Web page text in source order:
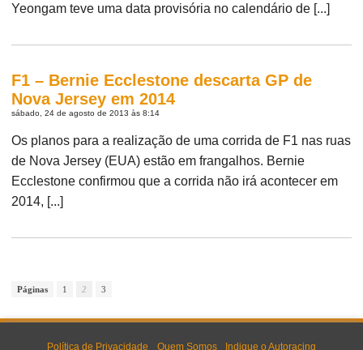
Yeongam teve uma data provisória no calendário de [...]
F1 – Bernie Ecclestone descarta GP de
Nova Jersey em 2014
sábado, 24 de agosto de 2013 às 8:14
Os planos para a realização de uma corrida de F1 nas ruas
de Nova Jersey (EUA) estão em frangalhos. Bernie
Ecclestone confirmou que a corrida não irá acontecer em
2014, [...]
Páginas 1 2 3
Política de Privacidade Quem Somos Indique o Autoracing